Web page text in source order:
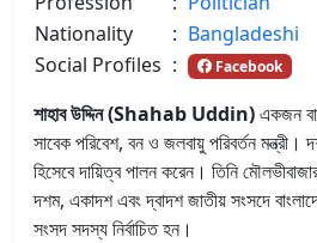
Nationality
: Bangladeshi
Social Profiles : Facebook
শাহাব উদ্দিন (Shahab Uddin)একজন
সাবেক পরিবেশ, বন ও জলবায়ু পরিবর্তন
হিসেবে দায়িত্ব পালন করেন। তিনি
দশম, একাদশ এবং দ্বাদশ জাতীয় সংসদে
সংসদ সদস্য নির্বাচিত হন।